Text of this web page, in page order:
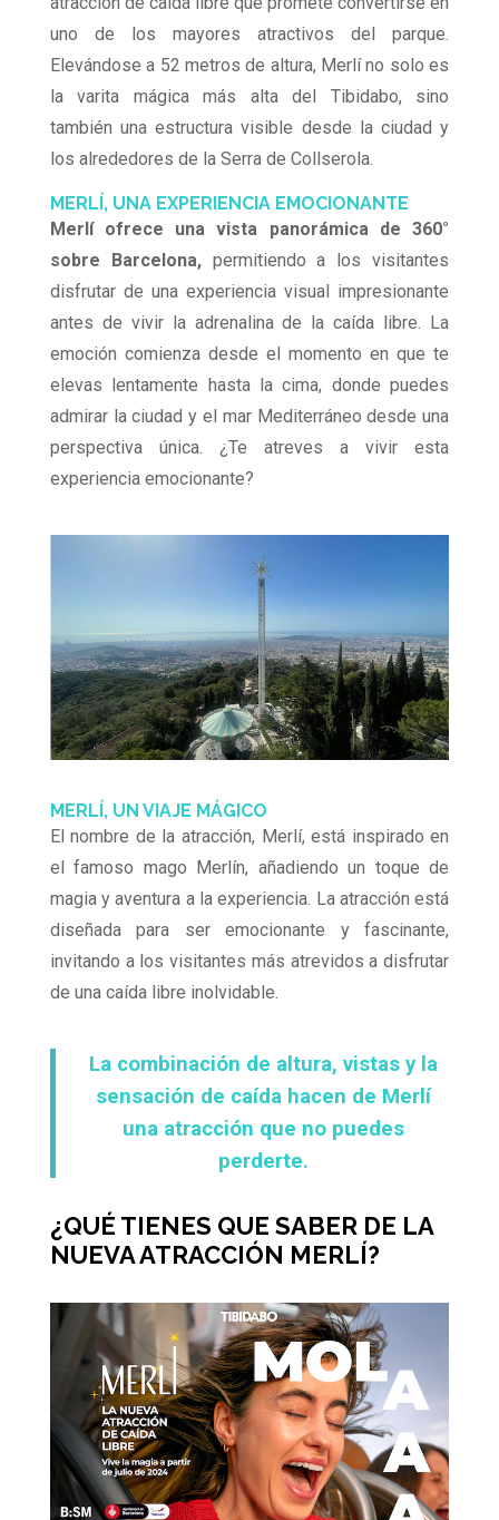
uno de los mayores atractivos del parque.
Elevándose a 52 metros de altura, Merlí no solo es
la varita mágica más alta del Tibidabo, sino
también una estructura visible desde la ciudad y
los alrededores de la Serra de Collserola.
MERLÍ, UNA EXPERIENCIA EMOCIONANTE
Merlí ofrece una vista panorámica de 360°
sobre Barcelona,permitiendo a los visitantes
disfrutar de una experiencia visual impresionante
antes de vivir la adrenalina de la caída libre. La
emoción comienza desde el momento en que te
elevas lentamente hasta la cima, donde puedes
admirar la ciudad y el mar Mediterráneo desde una
perspectiva única. ¿Te atreves a vivir esta
experiencia emocionante?
MERLÍ, UN VIAJE MÁGICO
El nombre de la atracción, Merlí, está inspirado en
el famoso mago Merlín, añadiendo un toque de
magia y aventura a la experiencia. La atracción está
diseñada para ser emocionante y fascinante,
invitando a los visitantes más atrevidos a disfrutar
de una caída libre inolvidable.
La combinación de altura, vistas y la
sensación de caída hacen de Merlí
una atracción que no puedes
perderte.
¿QUÉ TIENES QUE SABER DE LA
NUEVA ATRACCIÓN MERLÍ?